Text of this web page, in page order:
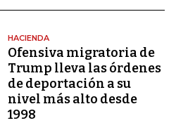
HACIENDA
Ofensiva migratoria de
Trump lleva las órdenes
de deportación a su
nivel más alto desde
1998